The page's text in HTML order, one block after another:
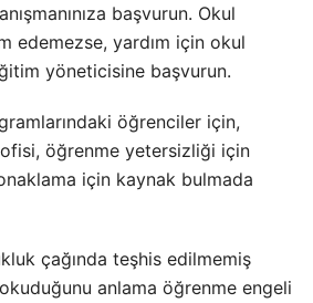
başvurun. Okul
edemezse, yardım için okul
yöneticisine başvurun.
öğrenciler için,
ofisi, öğrenme yetersizliği için
için kaynak bulmada
çağında teşhis edilmemiş
anlama öğrenme engeli